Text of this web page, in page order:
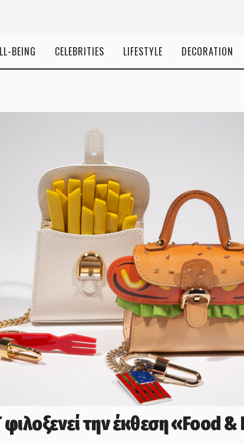
BEING CELEBRITIES LIFESTYLE DECORATION
την έκθεση «Food